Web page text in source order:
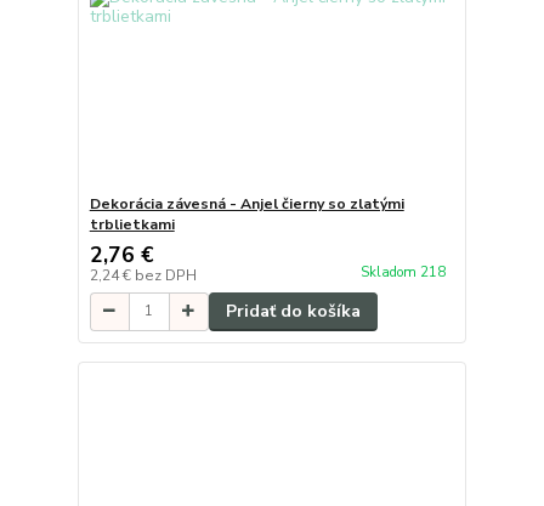
Dekorácia závesná - Anjel čierny so zlatými
trblietkami
2,76 €
2,24 € bez DPH Skladom 218
Pridať do košíka